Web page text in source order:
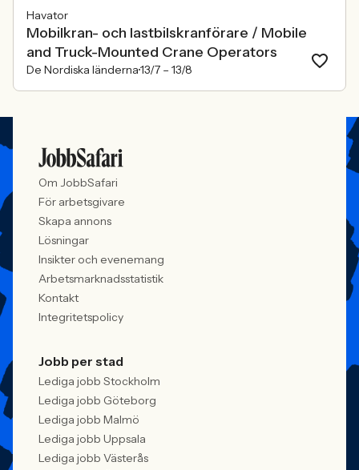
Havator
Mobilkran- och lastbilskranförare / Mobile
and Truck-Mounted Crane Operators
De Nordiska länderna13/7 – 13/8
Om JobbSafari
För arbetsgivare
Skapa annons
Lösningar
Insikter och evenemang
Arbetsmarknadsstatistik
Kontakt
Integritetspolicy
Jobb per stad
Lediga jobb Stockholm
Lediga jobb Göteborg
Lediga jobb Malmö
Lediga jobb Uppsala
Lediga jobb Västerås